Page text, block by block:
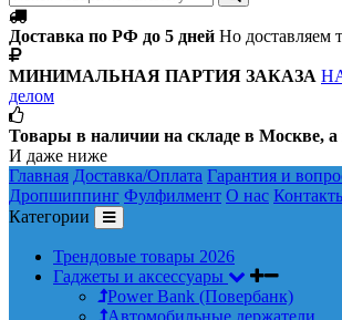
Доставка по РФ до 5 дней Но доставляем
МИНИМАЛЬНАЯ ПАРТИЯ ЗАКАЗА
делом
Товары в наличии на складе в Москве,
И даже ниже
Главная Доставка/Оплата Гарантия и
Дропшиппинг Фулфилмент О нас
Категории
Трендовые товары 2026
Гаджеты и аксессуары
Power Bank (Повербанк)
Автомобильные держатели